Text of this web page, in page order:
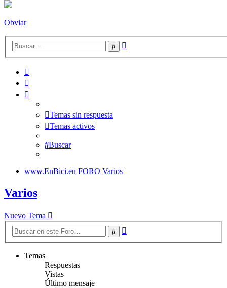
Obviar
Buscar
Temas sin respuesta
Temas activos
Buscar
www.EnBici.eu FORO Varios
Varios
Nuevo Tema
Buscar
Temas
Respuestas
Vistas
Último mensaje